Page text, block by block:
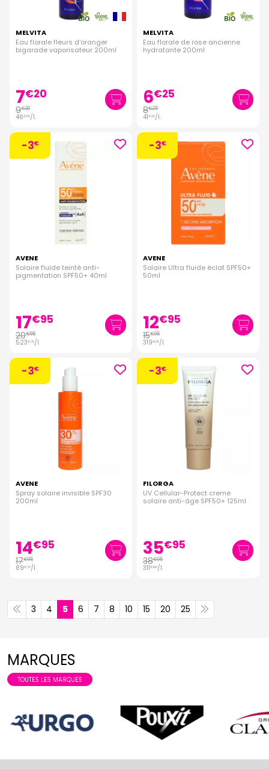
MELVITA
Eau florale fleurs d'oranger
bigarade vaporisateur 200ml
7€20
9€20
46€00/l.
MELVITA
Eau florale de rose ancienne
hydratante 200ml
6€25
8€25
41€25/l.
-3€
AVENE
Solaire fluide teinté anti-
pigmentation SPF50+ 40ml
17€95
20€95
523€75/l.
-3€
AVENE
Solaire Ultra fluide éclat SPF50+
50ml
12€95
15€95
319€00/l.
-3€
AVENE
Spray solaire invisible SPF30
200ml
14€95
17€95
89€75/l.
-3€
FILORGA
UV Cellular-Protect creme
solaire anti-âge SPF50+ 125ml
35€95
38€95
311€60/l.
3 4 5 6 7 8 10 15 20 25
MARQUES
TOUTES LES MARQUES